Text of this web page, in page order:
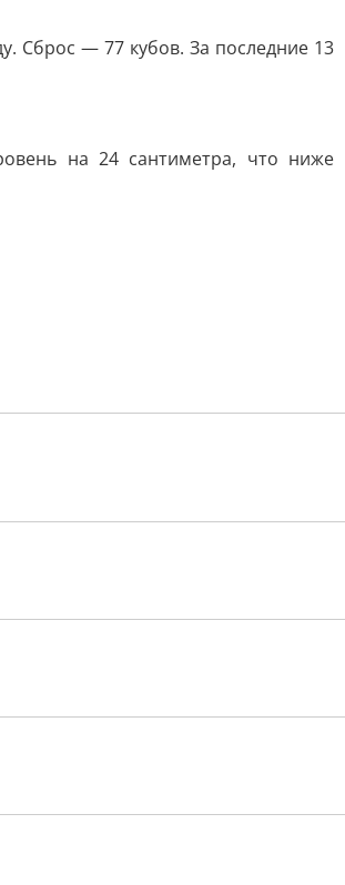
Сброс — 77 кубов. За последние 13
на 24 сантиметра, что ниже